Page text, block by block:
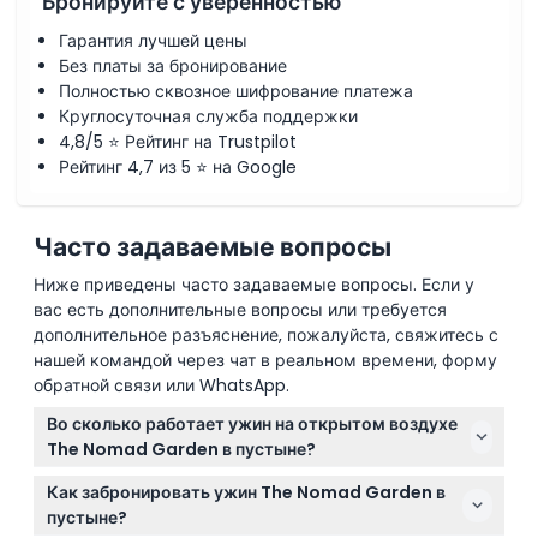
Гарантия лучшей цены
Без платы за бронирование
Полностью сквозное шифрование платежа
Круглосуточная служба поддержки
4,8/5 ⭐ Рейтинг на Trustpilot
Рейтинг 4,7 из 5 ⭐ на Google
Часто задаваемые вопросы
Ниже приведены часто задаваемые вопросы. Если у
вас есть дополнительные вопросы или требуется
дополнительное разъяснение, пожалуйста, свяжитесь с
нашей командой через чат в реальном времени, форму
обратной связи или WhatsApp.
Во сколько работает ужин на открытом воздухе
The Nomad Garden в пустыне?
The Nomad Garden работает каждый вечер, кроме
понедельников, так что вы можете насладиться
этим роскошным ужином в пустыне в любой вечер
Как забронировать ужин The Nomad Garden в
пустыне?